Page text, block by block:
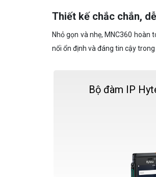
Thiết kế chắc chắn,
Nhỏ gọn và nhẹ, MNC360
nối ổn định và đáng tin cậy
Bộ đàm IP